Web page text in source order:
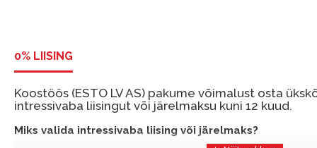
0% LIISING
Koostöös (ESTO LV AS) pakume võimalust osta
intressivaba liisingut või järelmaksu kuni 12 kuud.
Miks valida intressivaba liising või järelmaks?